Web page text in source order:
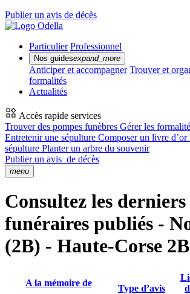
Publier un avis de décès
Particulier Professionnel
Nos guidesexpand_more
Anticiper et accompagner Trouver et
formalités
Actualités
Accès rapide services
Trouver des pompes funèbres Gérer les
Entretenir une sépulture Composer un livre d’or
sépulture Planter un arbre du souvenir
Publier un avis de décès
menu
Consultez les derniers
funéraires publiés -
(2B) - Haute-Corse 2B
A la mémoire de
Type d’avis